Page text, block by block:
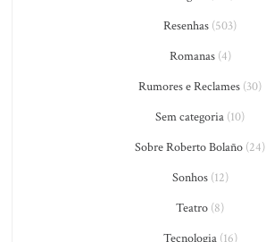
Resenhas (503)
Romanas(4)
Rumores e Reclames (30)
Sem categoria (10)
Sobre Roberto Bolaño (24)
Sonhos(12)
Teatro (8)
Tecnologia(16)